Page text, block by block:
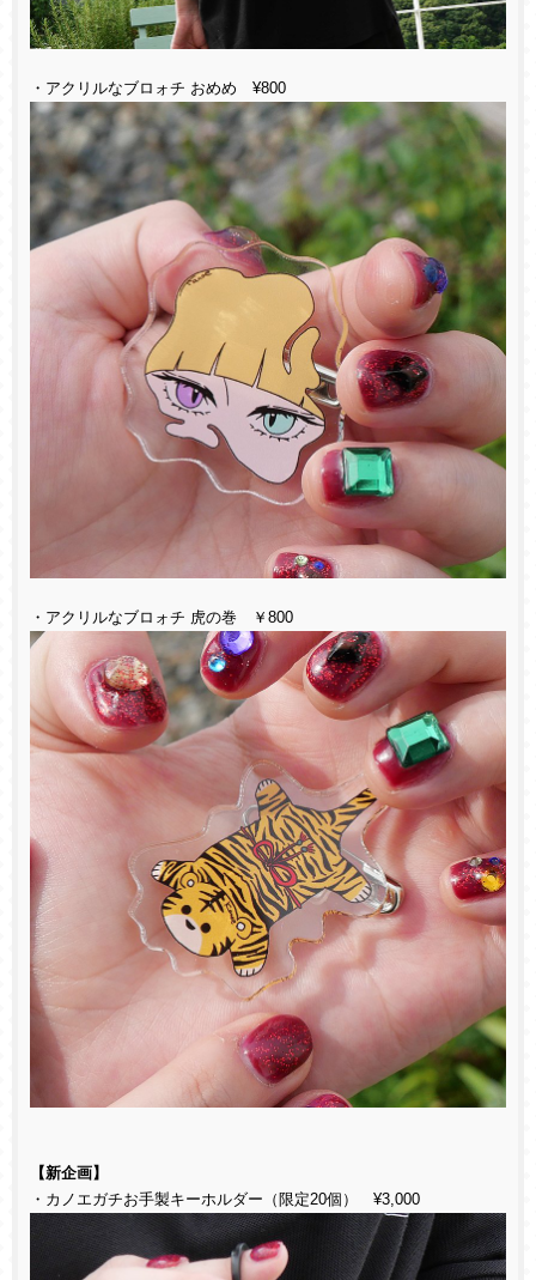
・アクリルなブロォチ おめめ ¥800
・アクリルなブロォチ 虎の巻 ￥800
【新企画】
・カノエガチお手製キーホルダー（限定20個） ¥3,000